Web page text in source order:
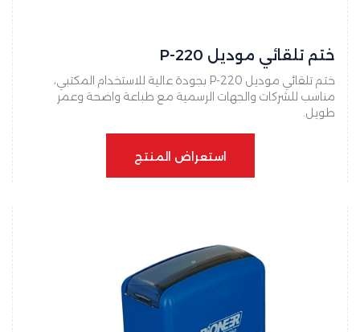
ختم تلقائي موديل P-220
ختم تلقائي موديل P-220 بجودة عالية للاستخدام المكتبي،
مناسب للشركات والجهات الرسمية مع طباعة واضحة وعمر
طويل.
استعراض المنتج
استعراض المنتج